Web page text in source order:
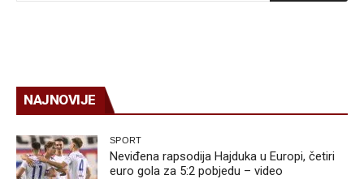
NAJNOVIJE
SPORT
Neviđena rapsodija Hajduka u Europi, četiri
euro gola za 5:2 pobjedu – video